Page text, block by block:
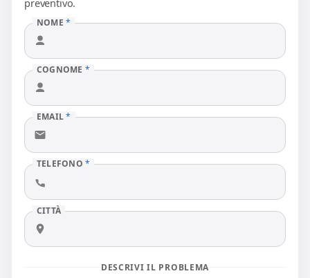
preventivo.
NOME*
COGNOME *
EMAIL*
TELEFONO*
CITTÀ
DESCRIVI IL PROBLEMA